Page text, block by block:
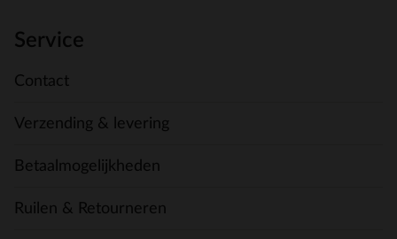
Service
Contact
Verzending & levering
Betaalmogelijkheden
Ruilen & Retourneren